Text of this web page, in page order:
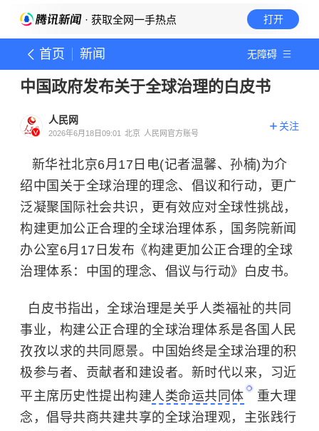
· 获取全网一手热点 打开
首页 新闻 无障碍
中国政府发布关于全球治理的白皮书
人民网
2026年6月18日09:01 北京 人民网官方账号
关注
新华社北京6月17日电(记者温馨、孙楠)为介
绍中国关于全球治理的理念、倡议和行动，更广
泛凝聚国际社会共识，更有效应对全球性挑战，
构建更加公正合理的全球治理体系，国务院新闻
办公室6月17日发布《构建更加公正合理的全球
治理体系：中国的理念、倡议与行动》白皮书。
白皮书指出，全球治理是关乎人类福祉的共同
事业，构建公正合理的全球治理体系是各国人民
孜孜以求的共同愿景。中国始终是全球治理的积
极参与者、贡献者和建设者。新时代以来，习近
平主席历史性提出构建人类命运共同体
重大理
念，倡导共商共建共享的全球治理观，主张践行